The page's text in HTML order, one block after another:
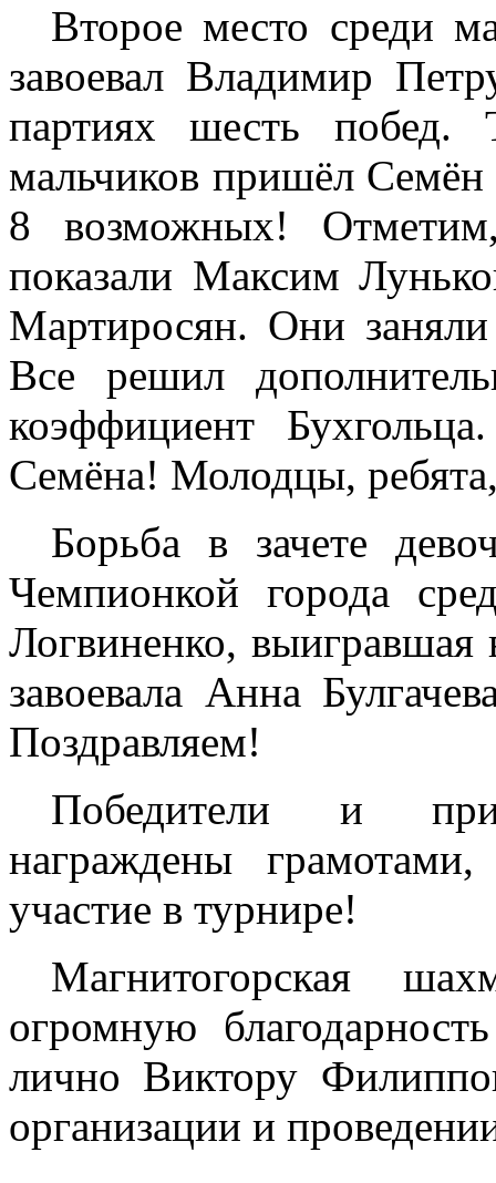
Второе место среди
завоевал Владимир
партиях шесть
мальчиков пришёл
8 возможных! Отметим,
показали Максим
Мартиросян. Они
Все решил
коэффициент
Семёна! Молодцы,
Борьба в зачете
Чемпионкой города
Логвиненко, выигравшая
завоевала Анна
Поздравляем!
Победители и
награждены
участие в турнире!
Магнитогорская
огромную
лично Виктору
организации и